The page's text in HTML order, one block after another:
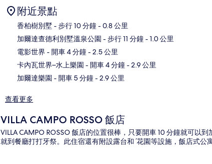
附近景點
香柏樹別墅 - 步行 10 分鐘- 0.8 公里
加爾達查德利別墅溫泉公園 - 步行 11 分鐘- 1.0 公里
電影世界 - 開車 4 分鐘- 2.5 公里
卡內瓦世界–水上樂園 - 開車 4 分鐘- 2.9 公里
加爾達樂園 - 開車 5 分鐘- 2.9 公里
查看更多
VILLA CAMPO ROSSO 飯店
VILLA CAMPO ROSSO 飯店的位置很棒，只要開車 10 分鐘就可以
就到餐廳打打牙祭。此住宿還有附設露台和ˊ花園等設施，飯店式公